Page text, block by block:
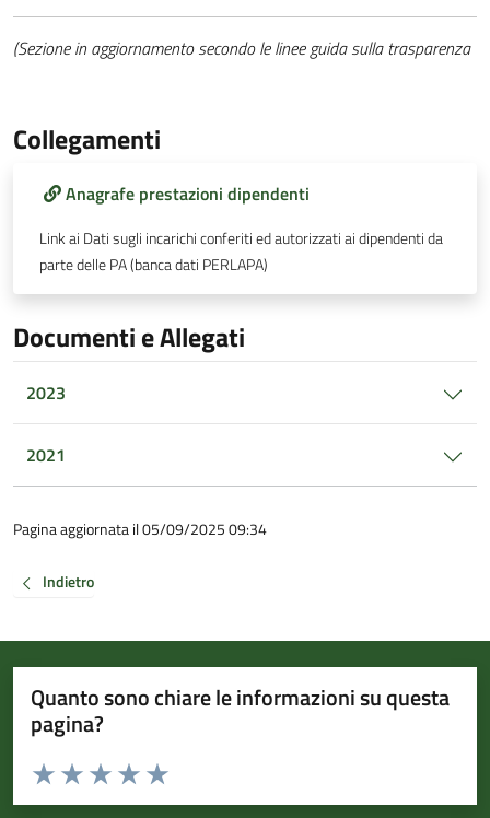
(Sezione in aggiornamento secondo le linee guida sulla trasparenza
Collegamenti
Anagrafe prestazioni dipendenti
Link ai Dati sugli incarichi conferiti ed autorizzati ai dipendenti da
parte delle PA (banca dati PERLAPA)
Documenti e Allegati
2023
2021
Pagina aggiornata il 05/09/2025 09:34
Indietro
Quanto sono chiare le informazioni su questa
pagina?
Valuta da 1 a 5 stelle la pagina
Valuta 5 stelle su 5
Valuta 4 stelle su 5
Valuta 3 stelle su 5
Valuta 2 stelle su 5
Valuta 1 stelle su 5